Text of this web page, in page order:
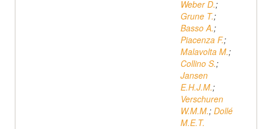
Weber D.;
Grune T.;
Basso A.;
Piacenza F.;
Malavolta M.;
Collino S.;
Jansen
E.H.J.M.;
Verschuren
W.M.M.; Dollé
M.E.T.